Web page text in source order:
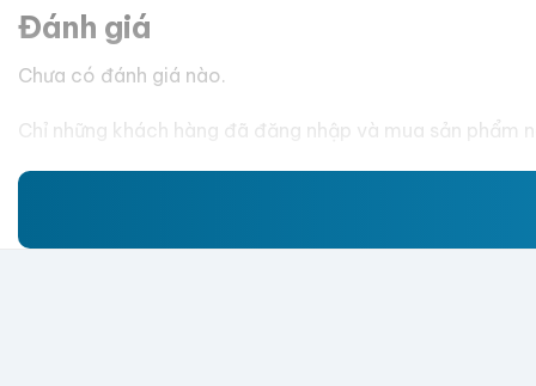
Đánh giá
Chưa có đánh giá nào.
Chỉ những khách hàng đã đăng nhập và mua sản phẩm